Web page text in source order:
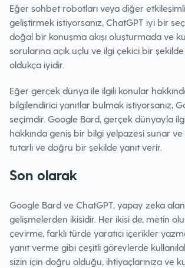
Eğer sohbet robotları veya diğer
geliştirmek istiyorsanız, ChatGPT iyi bir
doğal bir konuşma akışı oluşturmada ve
sorularına açık uçlu ve ilgi çekici bir
oldukça iyidir.
Eğer gerçek dünya ile ilgili konular
bilgilendirici yanıtlar bulmak istiyorsanız,
seçimdir. Google Bard, gerçek dünyayla
hakkında geniş bir bilgi yelpazesi sunar ve
tutarlı ve doğru bir şekilde yanıt verir.
Son olarak
Google Bard ve ChatGPT, yapay zeka
gelişmelerden ikisidir. Her ikisi de, metin
çevirme, farklı türde yaratıcı içerikler
yanıt verme gibi çeşitli görevlerde
sizin için doğru olduğu, ihtiyaçlarınıza ve